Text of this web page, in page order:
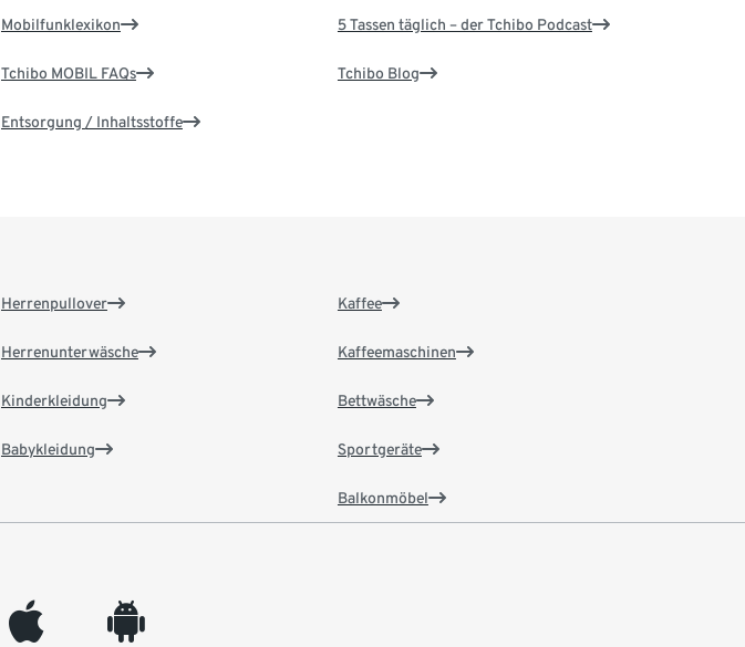
Mobilfunklexikon
Tchibo MOBIL FAQs
Entsorgung / Inhaltsstoffe
5 Tassen täglich – der Tchibo Podcast
Tchibo Blog
Herrenpullover
Herrenunterwäsche
Kinderkleidung
Babykleidung
Kaffee
Kaffeemaschinen
Bettwäsche
Sportgeräte
Balkonmöbel
appleinc android